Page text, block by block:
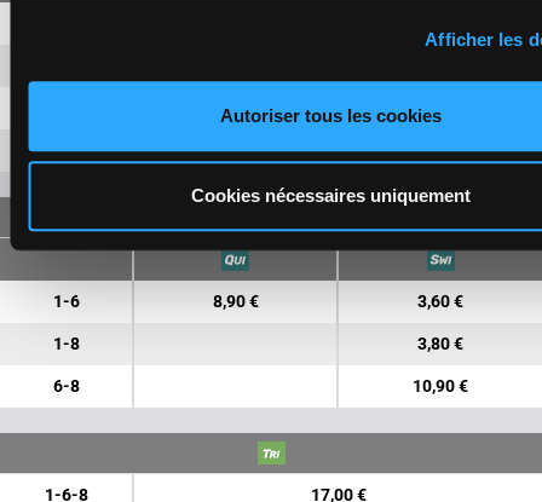
Afficher les
Autoriser tous les cookies
Cookies nécessaires uniquement
3,30 €
5 6,70 €
1-6 8,90 € 3,60 €
1-8 3,80 €
6-8 10,90 €
1-6-8 17,00 €